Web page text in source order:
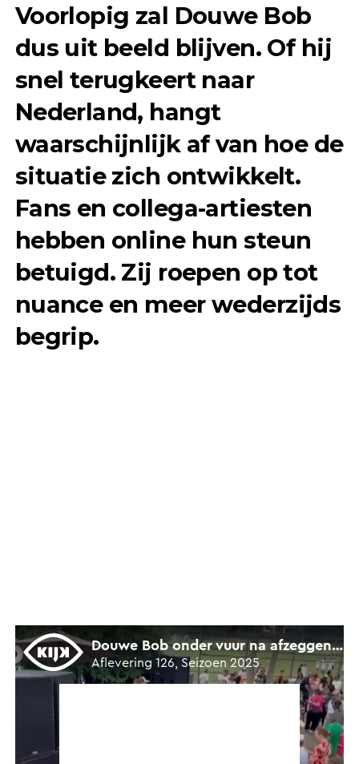
Voorlopig zal Douwe Bob
dus uit beeld blijven. Of hij
snel terugkeert naar
Nederland, hangt
waarschijnlijk af van hoe de
situatie zich ontwikkelt.
Fans en collega-artiesten
hebben online hun steun
betuigd. Zij roepen op tot
nuance en meer wederzijds
begrip.